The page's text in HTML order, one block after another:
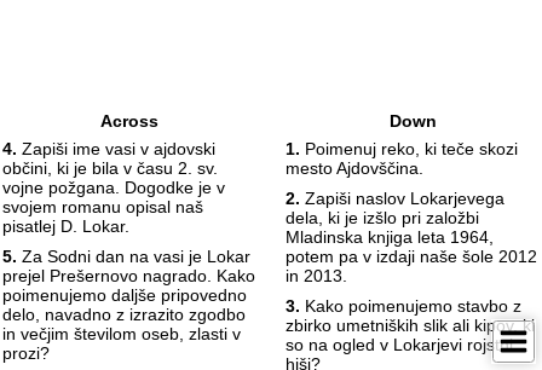
Across
4. Zapiši ime vasi v ajdovski
občini, ki je bila v času 2. sv.
vojne požgana. Dogodke je v
svojem romanu opisal naš
pisatlej D. Lokar.
5. Za Sodni dan na vasi je Lokar
prejel Prešernovo nagrado. Kako
poimenujemo daljše pripovedno
delo, navadno z izrazito zgodbo
in večjim številom oseb, zlasti v
prozi?
Down
1. Poimenuj reko, ki teče skozi
mesto Ajdovščina.
2. Zapiši naslov Lokarjevega
dela, ki je izšlo pri založbi
Mladinska knjiga leta 1964,
potem pa v izdaji naše šole 2012
in 2013.
3. Kako poimenujemo stavbo z
zbirko umetniških slik ali kipov, ki
so na ogled v Lokarjevi rojstni
hiši?